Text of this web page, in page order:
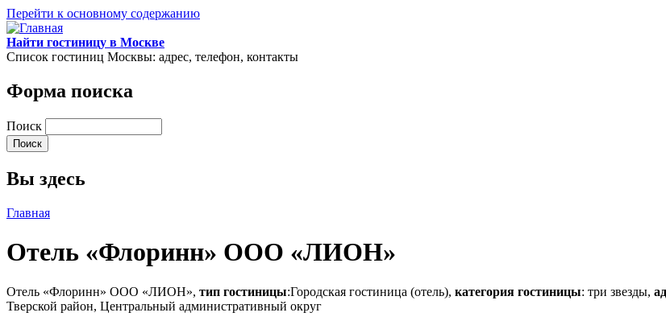
Перейти к основному содержанию
Найти гостиницу в Москве
Список гостиниц Москвы: адрес, телефон, контакты
Форма поиска
Поиск
Вы здесь
Главная
Отель «Флоринн» ООО «ЛИОН»
Отель «Флоринн» ООО «ЛИОН», тип гостиницы:Городская гостиница (отель), категория гостиницы: три звезды,
Тверской район, Центральный административный округ